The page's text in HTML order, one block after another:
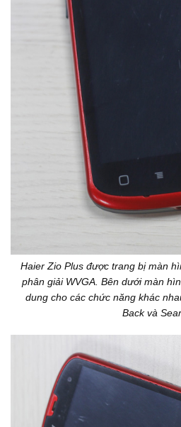
Haier Zio Plus được trang bị màn
phân giải WVGA. Bên dưới màn
dung cho các chức năng khác
Back và